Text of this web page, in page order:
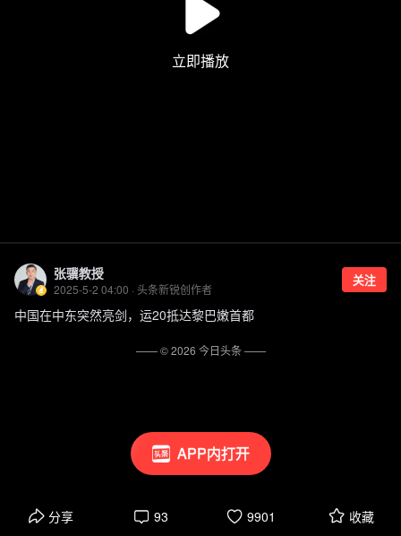
APP内打开
张骥教授
2025-5-2 04:00 · 头条新锐创作者
关注
中国在中东突然亮剑，运20抵达黎巴嫩首都
分享 93 9901 收藏
—— ©2026 今日头条——